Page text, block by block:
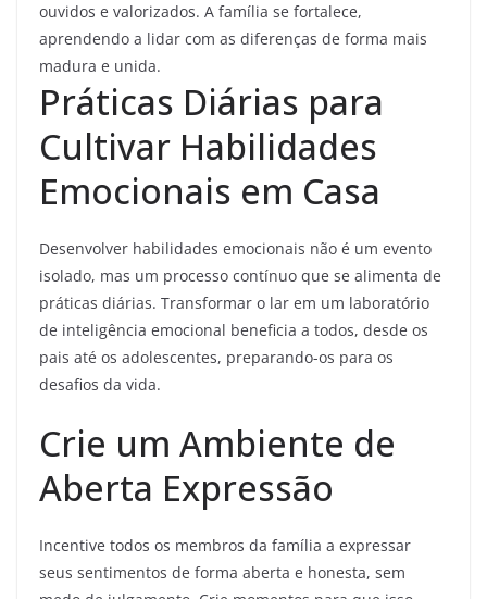
ouvidos e valorizados. A família se fortalece,
aprendendo a lidar com as diferenças de forma mais
madura e unida.
Práticas Diárias para
Cultivar Habilidades
Emocionais em Casa
Desenvolver habilidades emocionais não é um evento
isolado, mas um processo contínuo que se alimenta de
práticas diárias. Transformar o lar em um laboratório
de inteligência emocional beneficia a todos, desde os
pais até os adolescentes, preparando-os para os
desafios da vida.
Crie um Ambiente de
Aberta Expressão
Incentive todos os membros da família a expressar
seus sentimentos de forma aberta e honesta, sem